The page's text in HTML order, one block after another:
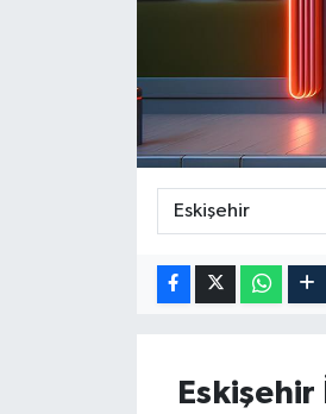
Eskişehir
RESMİ REKLAM